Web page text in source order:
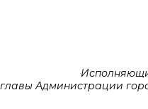
главы Администрации